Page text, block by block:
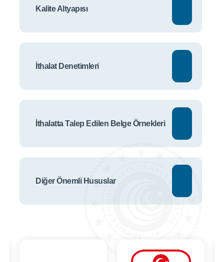
Kalite Altyapısı
İthalat Denetimleri
İthalatta Talep Edilen Belge Örnekleri
Diğer Önemli Hususlar